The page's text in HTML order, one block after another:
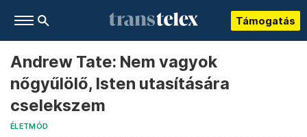
Támogatás
Andrew Tate: Nem vagyok
nőgyűlölő, Isten utasítására
cselekszem
ÉLETMÓD